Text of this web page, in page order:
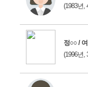
(1983년,
정○○ / 여
(1996년,